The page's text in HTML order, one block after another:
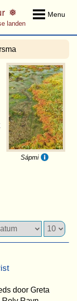
Menu
landen
Sápmi
door Greta